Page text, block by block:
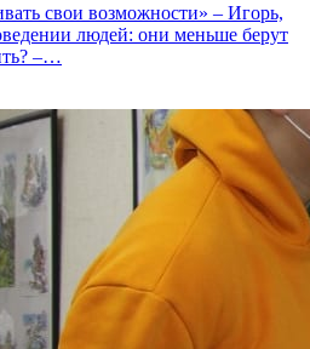
свои возможности» – Игорь,
людей: они меньше берут
–…